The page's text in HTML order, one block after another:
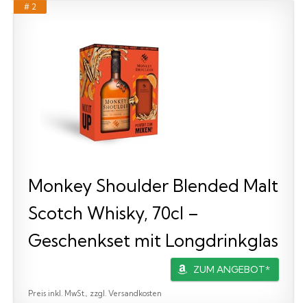
# 2
Monkey Shoulder Blended Malt
Scotch Whisky, 70cl –
Geschenkset mit Longdrinkglas
ZUM ANGEBOT*
Preis inkl. MwSt., zzgl. Versandkosten